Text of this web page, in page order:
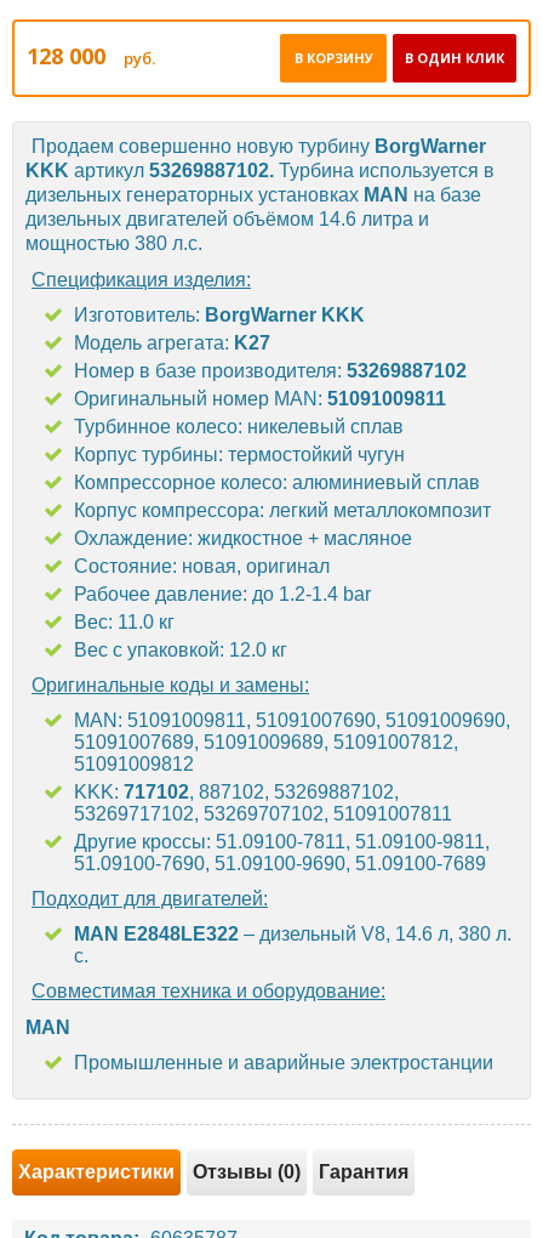
128 000 руб. В ОДИН КЛИК
В КОРЗИНУ
Продаем совершенно новую турбину BorgWarner
KKK артикул 53269887102. Турбина используется в
дизельных генераторных установках MAN на базе
дизельных двигателей объёмом 14.6 литра и
мощностью 380 л.с.
Спецификация изделия:
Изготовитель: BorgWarner KKK
Модель агрегата: K27
Номер в базе производителя: 53269887102
Оригинальный номер MAN: 51091009811
Турбинное колесо: никелевый сплав
Корпус турбины: термостойкий чугун
Компрессорное колесо: алюминиевый сплав
Корпус компрессора: легкий металлокомпозит
Охлаждение: жидкостное + масляное
Состояние: новая, оригинал
Рабочее давление: до 1.2-1.4 bar
Вес: 11.0 кг
Вес с упаковкой: 12.0 кг
Оригинальные коды и замены:
MAN: 51091009811, 51091007690, 51091009690,
51091007689, 51091009689, 51091007812,
51091009812
KKK: 717102, 887102, 53269887102,
53269717102, 53269707102, 51091007811
Другие кроссы: 51.09100-7811, 51.09100-9811,
51.09100-7690, 51.09100-9690, 51.09100-7689
Подходит для двигателей:
MAN E2848LE322 – дизельный V8, 14.6 л, 380 л.
с.
Совместимая техника и оборудование:
MAN
Промышленные и аварийные электростанции
Характеристики Отзывы (0) Гарантия